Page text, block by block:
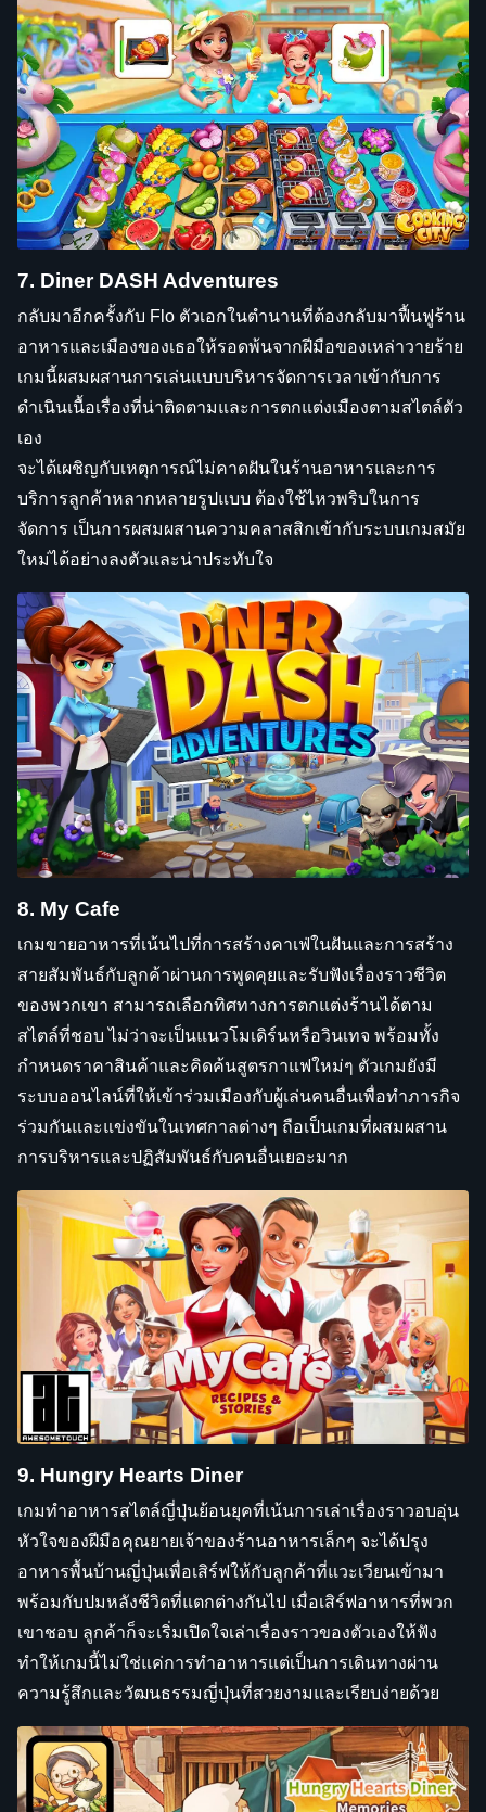
7. Diner DASH Adventures
กลับมาอีกครั้งกับ Flo ตัวเอกในตำนานที่ต้องกลับมาฟื้นฟูร้าน
อาหารและเมืองของเธอให้รอดพ้นจากฝีมือของเหล่าวายร้าย
เกมนี้ผสมผสานการเล่นแบบบริหารจัดการเวลาเข้ากับการ
ดำเนินเนื้อเรื่องที่น่าติดตามและการตกแต่งเมืองตามสไตล์ตัว
เอง
จะได้เผชิญกับเหตุการณ์ไม่คาดฝันในร้านอาหารและการ
บริการลูกค้าหลากหลายรูปแบบ ต้องใช้ไหวพริบในการ
จัดการ เป็นการผสมผสานความคลาสสิกเข้ากับระบบเกมสมัย
ใหม่ได้อย่างลงตัวและน่าประทับใจ
8. My Cafe
เกมขายอาหารที่เน้นไปที่การสร้างคาเฟ่ในฝันและการสร้าง
สายสัมพันธ์กับลูกค้าผ่านการพูดคุยและรับฟังเรื่องราวชีวิต
ของพวกเขา สามารถเลือกทิศทางการตกแต่งร้านได้ตาม
สไตล์ที่ชอบ ไม่ว่าจะเป็นแนวโมเดิร์นหรือวินเทจ พร้อมทั้ง
กำหนดราคาสินค้าและคิดค้นสูตรกาแฟใหม่ๆ ตัวเกมยังมี
ระบบออนไลน์ที่ให้เข้าร่วมเมืองกับผู้เล่นคนอื่นเพื่อทำภารกิจ
ร่วมกันและแข่งขันในเทศกาลต่างๆ ถือเป็นเกมที่ผสมผสาน
การบริหารและปฏิสัมพันธ์กับคนอื่นเยอะมาก
9. Hungry Hearts Diner
เกมทำอาหารสไตล์ญี่ปุ่นย้อนยุคที่เน้นการเล่าเรื่องราวอบอุ่น
หัวใจของฝีมือคุณยายเจ้าของร้านอาหารเล็กๆ จะได้ปรุง
อาหารพื้นบ้านญี่ปุ่นเพื่อเสิร์ฟให้กับลูกค้าที่แวะเวียนเข้ามา
พร้อมกับปมหลังชีวิตที่แตกต่างกันไป เมื่อเสิร์ฟอาหารที่พวก
เขาชอบ ลูกค้าก็จะเริ่มเปิดใจเล่าเรื่องราวของตัวเองให้ฟัง
ทำให้เกมนี้ไม่ใช่แค่การทำอาหารแต่เป็นการเดินทางผ่าน
ความรู้สึกและวัฒนธรรมญี่ปุ่นที่สวยงามและเรียบง่ายด้วย